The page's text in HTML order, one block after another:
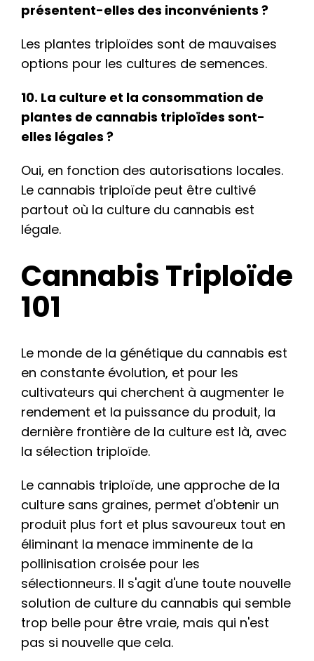
présentent-elles des inconvénients ?
Les plantes triploïdes sont de mauvaises
options pour les cultures de semences.
10. La culture et la consommation de
plantes de cannabis triploïdes sont-
elles légales ?
Oui, en fonction des autorisations locales.
Le cannabis triploïde peut être cultivé
partout où la culture du cannabis est
légale.
Cannabis Triploïde
101
Le monde de la génétique du cannabis est
en constante évolution, et pour les
cultivateurs qui cherchent à augmenter le
rendement et la puissance du produit, la
dernière frontière de la culture est là, avec
la sélection triploïde.
Le cannabis triploïde, une approche de la
culture sans graines, permet d'obtenir un
produit plus fort et plus savoureux tout en
éliminant la menace imminente de la
pollinisation croisée pour les
sélectionneurs. Il s'agit d'une toute nouvelle
solution de culture du cannabis qui semble
trop belle pour être vraie, mais qui n'est
pas si nouvelle que cela.